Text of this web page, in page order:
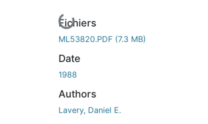
En cours de chargement...
Fichiers
ML53820.PDF (7.3 MB)
Date
1988
Authors
Lavery, Daniel E.